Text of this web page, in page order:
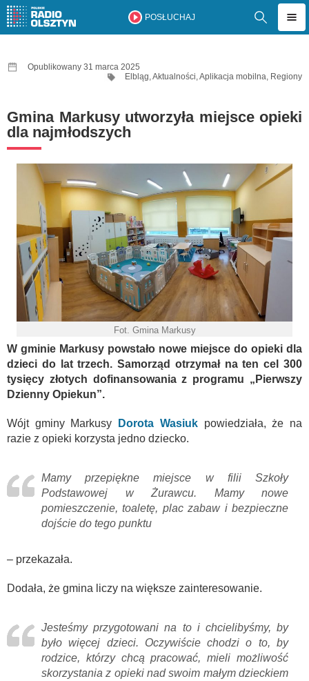
POSŁUCHAJ
Opublikowany 31 marca 2025
Elbląg,Aktualności,Aplikacja mobilna, Regiony
Gmina Markusy utworzyła miejsce opieki
dla najmłodszych
Fot. Gmina Markusy
W gminie Markusy powstało nowe miejsce do opieki dla
dzieci do lat trzech. Samorząd otrzymał na ten cel 300
tysięcy złotych dofinansowania z programu „Pierwszy
Dzienny Opiekun”.
Wójt gminy Markusy Dorota Wasiukpowiedziała, że na
razie z opieki korzysta jedno dziecko.
Mamy przepiękne miejsce w filii Szkoły
Podstawowej w Żurawcu. Mamy nowe
pomieszczenie, toaletę, plac zabaw i bezpieczne
dojście do tego punktu
– przekazała.
Dodała, że gmina liczy na większe zainteresowanie.
Jesteśmy przygotowani na to i chcielibyśmy, by
było więcej dzieci. Oczywiście chodzi o to, by
rodzice, którzy chcą pracować, mieli możliwość
skorzystania z opieki nad swoim małym dzieckiem